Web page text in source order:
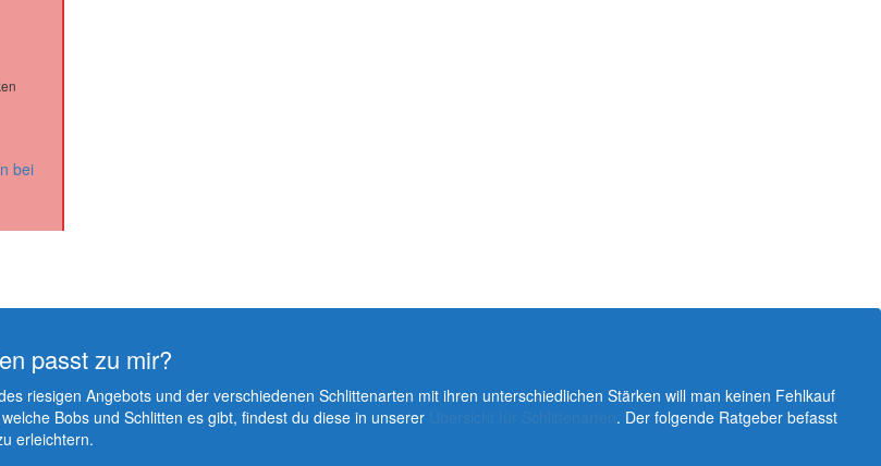
bei
passt zu mir?
riesigen Angebots und der verschiedenen Schlittenarten mit ihren unterschiedlichen Stärken will man keinen Fehlkauf
Bobs und Schlitten es gibt, findest du diese in unserer
. Der folgende Ratgeber befasst
erleichtern.